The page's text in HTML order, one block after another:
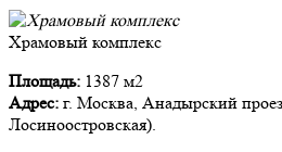
Храмовый комплекс
Площадь: 1387 м2
Адрес: г. Москва, Анадырский
Лосиноостровская).